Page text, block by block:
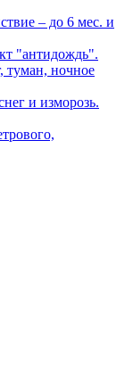
– до 6 мес. и
"антидождь".
туман, ночное
и изморозь.